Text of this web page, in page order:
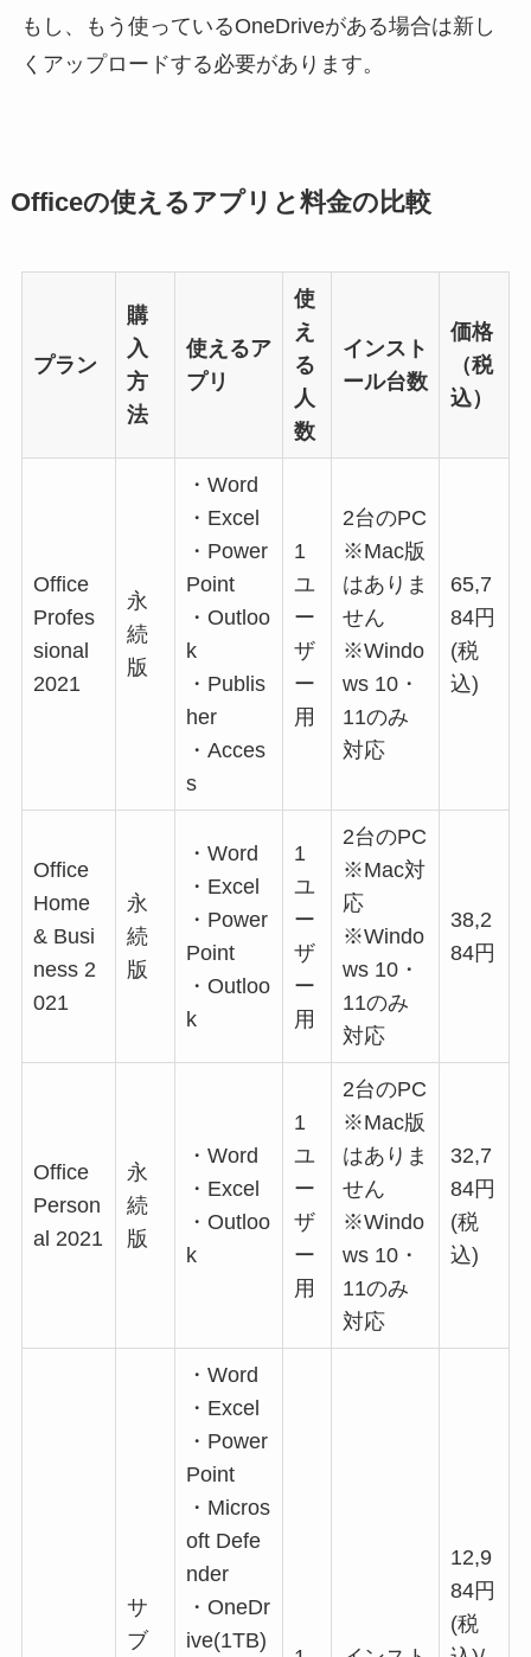
もし、もう使っているOneDriveがある場合は新し
くアップロードする必要があります。
Officeの使えるアプリと料金の比較
プラン
購
入
方
法
使えるア
プリ
使
え
る
人
数
インスト
ール台数
価格
（税
込）
Office
Profes
sional
2021
永
続
版
・Word
・Excel
・Power
Point
・Outloo
k
・Publis
her
・Acces
s
1
ユ
ー
ザ
ー
用
2台のPC
※Mac版
はありま
せん
※Windo
ws 10・
11のみ
対応
65,7
84円
(税
込)
Office
Home
& Busi
ness 2
021
永
続
版
・Word
・Excel
・Power
Point
・Outloo
k
1
ユ
ー
ザ
ー
用
2台のPC
※Mac対
応
※Windo
ws 10・
11のみ
対応
38,2
84円
Office
Person
al 2021
永
続
版
・Word
・Excel
・Outloo
k
1
ユ
ー
ザ
ー
用
2台のPC
※Mac版
はありま
せん
※Windo
ws 10・
11のみ
対応
32,7
84円
(税
込)
サ
ブ
・Word
・Excel
・Power
Point
・Micros
oft Defe
nder
・OneDr
ive(1TB)
12,9
84円
(税